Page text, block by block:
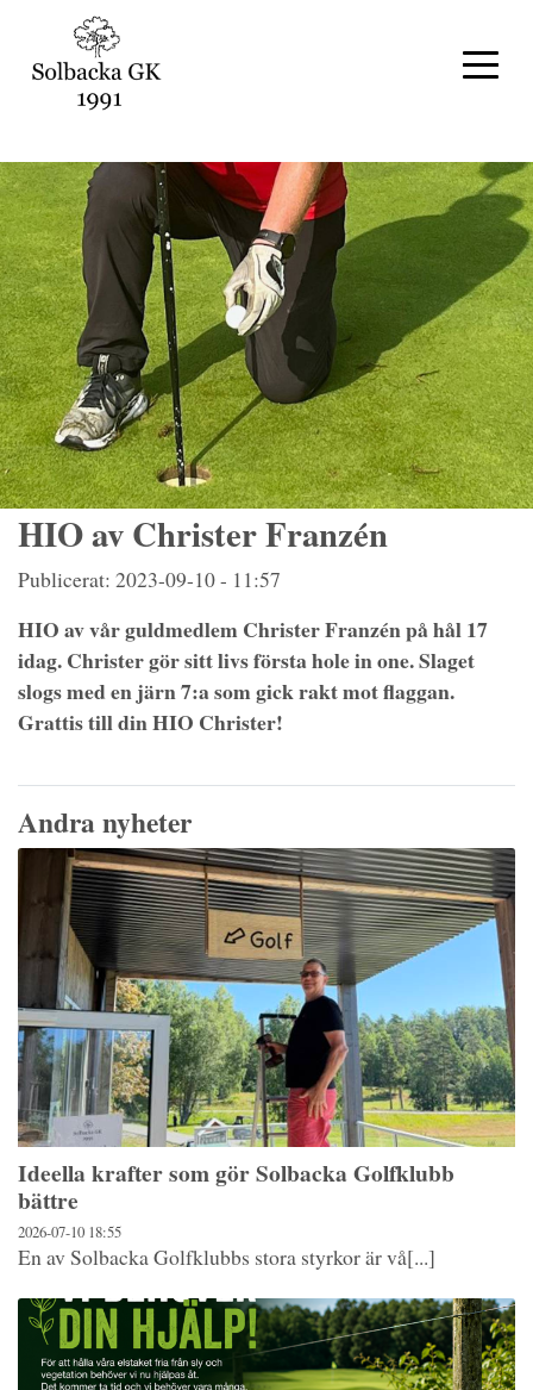
HIO av Christer Franzén
Publicerat: 2023-09-10 - 11:57
HIO av vår guldmedlem Christer Franzén på hål 17
idag. Christer gör sitt livs första hole in one. Slaget
slogs med en järn 7:a som gick rakt mot flaggan.
Grattis till din HIO Christer!
Andra nyheter
Ideella krafter som gör Solbacka Golfklubb
bättre
2026-07-10 18:55
En av Solbacka Golfklubbs stora styrkor är vå[...]